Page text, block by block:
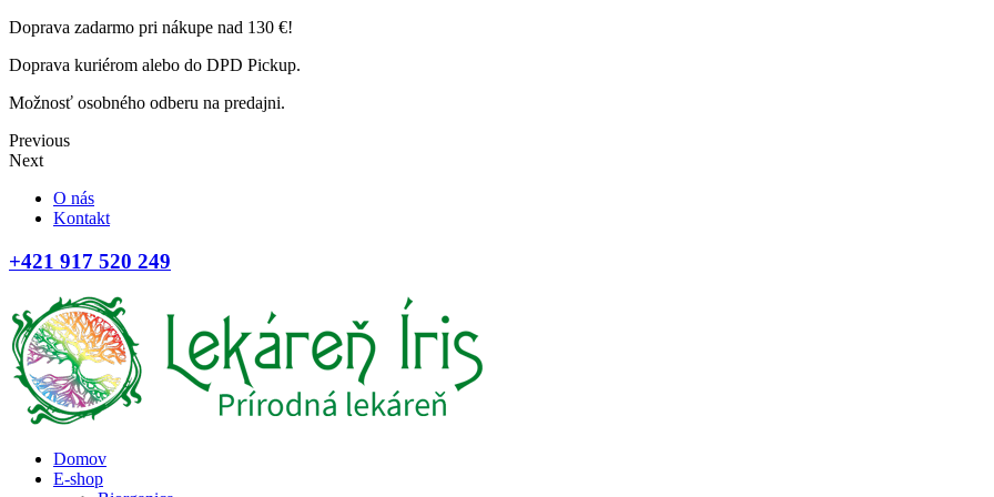
Doprava zadarmo pri nákupe nad 130 €!
Doprava kuriérom alebo do DPD Pickup.
Možnosť osobného odberu na predajni.
Previous
Next
O nás
Kontakt
+421 917 520 249
Domov
E-shop